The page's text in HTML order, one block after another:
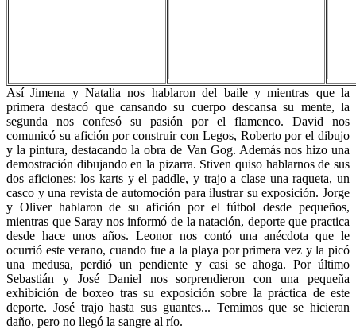
Así Jimena y Natalia nos hablaron del baile y mientras que la
primera destacó que cansando su cuerpo descansa su mente, la
segunda nos confesó su pasión por el flamenco. David nos
comunicó su afición por construir con Legos, Roberto por el dibujo
y la pintura, destacando la obra de Van Gog. Además nos hizo una
demostración dibujando en la pizarra. Stiven quiso hablarnos de sus
dos aficiones: los karts y el paddle, y trajo a clase una raqueta, un
casco y una revista de automoción para ilustrar su exposición. Jorge
y Oliver hablaron de su afición por el fútbol desde pequeños,
mientras que Saray nos informó de la natación, deporte que practica
desde hace unos años. Leonor nos contó una anécdota que le
ocurrió este verano, cuando fue a la playa por primera vez y la picó
una medusa, perdió un pendiente y casi se ahoga. Por último
Sebastián y José Daniel nos sorprendieron con una pequeña
exhibición de boxeo tras su exposición sobre la práctica de este
deporte. José trajo hasta sus guantes... Temimos que se hicieran
daño, pero no llegó la sangre al río.